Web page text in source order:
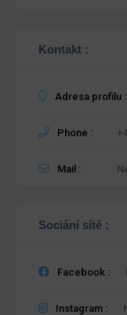
Kontakt :
Adresa profilu :
Phone :
Mail :
Sociání sítě :
Facebook :
Instagram :